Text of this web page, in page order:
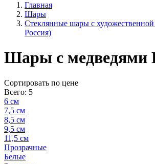
Главная
Шары
Стеклянные шары с
Россия)
Шары с медведями
Cортировать по цене
Всего: 5
6 см
7,5 см
8,5 см
9,5 см
11,5 см
Прозрачные
Белые